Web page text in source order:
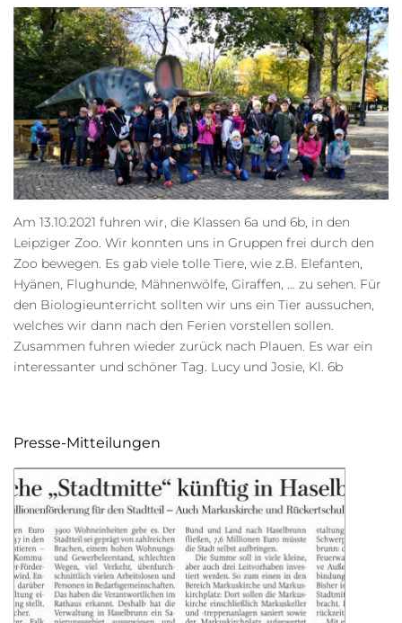
Am 13.10.2021 fuhren wir, die Klassen 6a und 6b, in den
Leipziger Zoo. Wir konnten uns in Gruppen frei durch den
Zoo bewegen. Es gab viele tolle Tiere, wie z.B. Elefanten,
Hyänen, Flughunde, Mähnenwölfe, Giraffen, … zu sehen. Für
den Biologieunterricht sollten wir uns ein Tier aussuchen,
welches wir dann nach den Ferien vorstellen sollen.
Zusammen fuhren wieder zurück nach Plauen. Es war ein
interessanter und schöner Tag. Lucy und Josie, Kl. 6b
Presse-Mitteilungen